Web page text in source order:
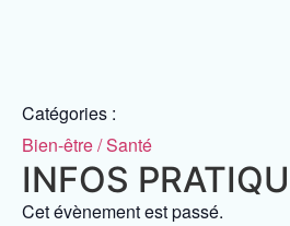
Catégories :
Bien-être / Santé
INFOS
Cet évènement est passé.